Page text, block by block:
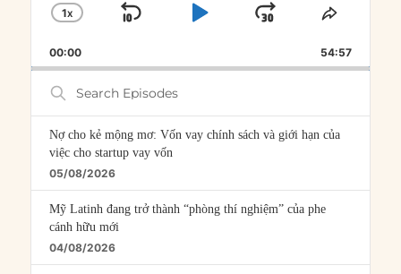
CHANGE
RATE
1X
SKIP
PLAYJUMP
FORWARD
SHARE
00:00 54:57
Search
Episodes
Nợ cho kẻ mộng mơ: Vốn vay chính sách và giới hạn của
việc cho startup vay vốn
05/08/2026
Mỹ Latinh đang trở thành “phòng thí nghiệm” của phe
cánh hữu mới
04/08/2026